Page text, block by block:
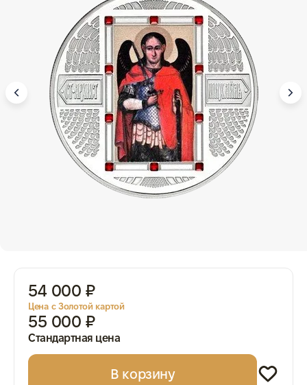
54 000 ₽
Цена с Золотой картой
55 000 ₽
Стандартная цена
В корзину